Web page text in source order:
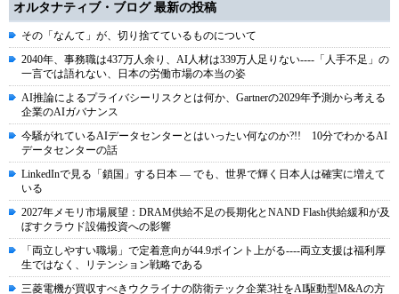
オルタナティブ・ブログ 最新の投稿
その「なんて」が、切り捨てているものについて
2040年、事務職は437万人余り、AI人材は339万人足りない----「人手不足」の
一言では語れない、日本の労働市場の本当の姿
AI推論によるプライバシーリスクとは何か、Gartnerの2029年予測から考える
企業のAIガバナンス
今騒がれているAIデータセンターとはいったい何なのか?!! 10分でわかるAI
データセンターの話
LinkedInで見る「鎖国」する日本 ― でも、世界で輝く日本人は確実に増えて
いる
2027年メモリ市場展望：DRAM供給不足の長期化とNAND Flash供給緩和が及
ぼすクラウド設備投資への影響
「両立しやすい職場」で定着意向が44.9ポイント上がる----両立支援は福利厚
生ではなく、リテンション戦略である
三菱電機が買収すべきウクライナの防衛テック企業3社をAI駆動型M&Aの方